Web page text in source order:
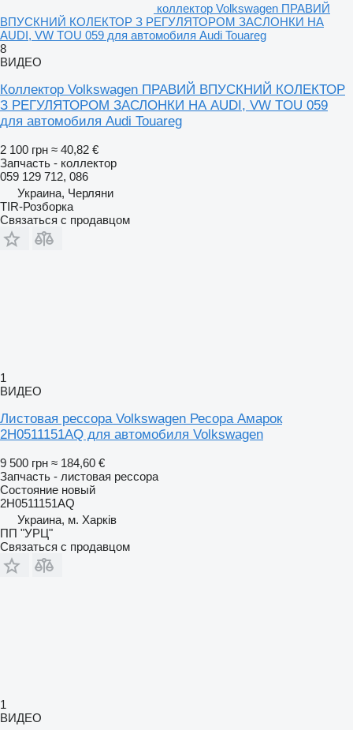
коллектор Volkswagen ПРАВИЙ
ВПУСКНИЙ КОЛЕКТОР З РЕГУЛЯТОРОМ ЗАСЛОНКИ НА
AUDI, VW TOU 059 для автомобиля Audi Touareg
8
ВИДЕО
Коллектор Volkswagen ПРАВИЙ ВПУСКНИЙ КОЛЕКТОР
З РЕГУЛЯТОРОМ ЗАСЛОНКИ НА AUDI, VW TOU 059
для автомобиля Audi Touareg
2 100 грн ≈ 40,82 €
Запчасть - коллектор
059 129 712, 086
Украина, Черляни
TIR-Розборка
Связаться с продавцом
1
ВИДЕО
Листовая рессора Volkswagen Ресора Амарок
2H0511151AQ для автомобиля Volkswagen
9 500 грн ≈ 184,60 €
Запчасть - листовая рессора
Состояние новый
2H0511151AQ
Украина, м. Харків
ПП "УРЦ"
Связаться с продавцом
1
ВИДЕО